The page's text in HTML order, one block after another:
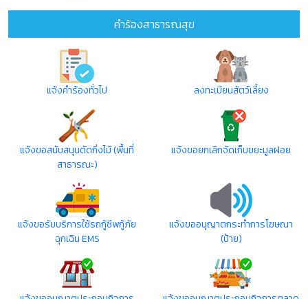
คำร้องสาธารณสุข
แจ้งคำร้องทั่วไป ลงทะเบียนสัตว์เลี้ยง
แจ้งขอสนับสนุนตัดกิ่งไม้ (พื้นที่
สาธารณะ)
แจ้งขอยกเลิกจัดเก็บขยะมูลฝอย
แจ้งขอรับบริการใช้รถกู้ชีพกู้ภัย
ฉุกเฉิน EMS
แจ้งขออนุญาตกระทำการโฆษณา
(ป้าย)